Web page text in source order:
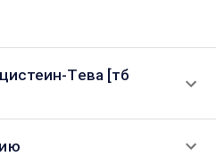
Тева [тб